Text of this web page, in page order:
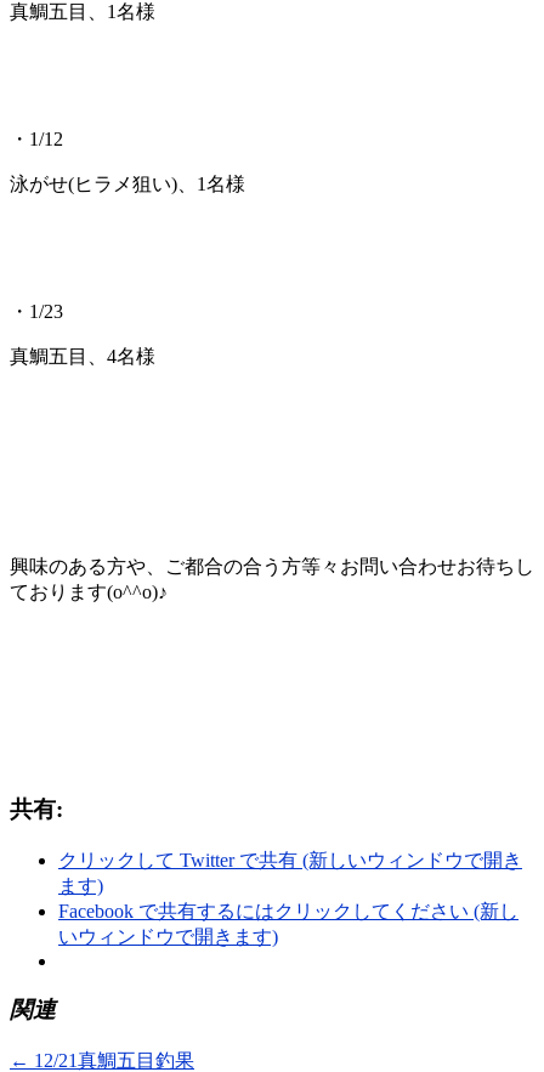
真鯛五目、1名様
・1/12
泳がせ(ヒラメ狙い)、1名様
・1/23
真鯛五目、4名様
興味のある方や、ご都合の合う方等々お問い合わせお待ちし
ております(o^^o)♪
共有:
クリックして Twitter で共有 (新しいウィンドウで開き
ます)
Facebook で共有するにはクリックしてください (新し
いウィンドウで開きます)
関連
← 12/21真鯛五目釣果